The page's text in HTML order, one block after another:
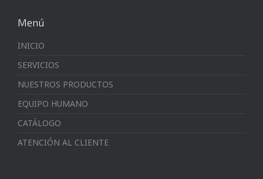
Menú
INICIO
SERVICIOS
NUESTROS PRODUCTOS
EQUIPO HUMANO
CATÁLOGO
ATENCIÓN AL CLIENTE